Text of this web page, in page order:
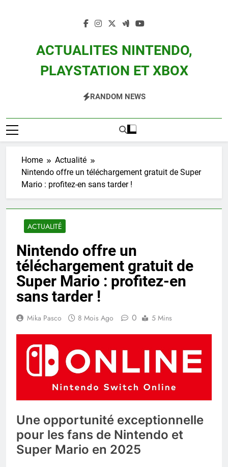
ACTUALITES NINTENDO,
PLAYSTATION ET XBOX
Zelda, Splatoon, Pokemon Entre Autres
RANDOM NEWS
Home
Actualité
Nintendo offre un téléchargement gratuit de Super
Mario : profitez-en sans tarder !
ACTUALITÉ
Nintendo offre un
téléchargement gratuit de
Super Mario : profitez-en
sans tarder !
Mika Pasco 8 Mois Ago 0 5 Mins
Une opportunité exceptionnelle
pour les fans de Nintendo et
Super Mario en 2025